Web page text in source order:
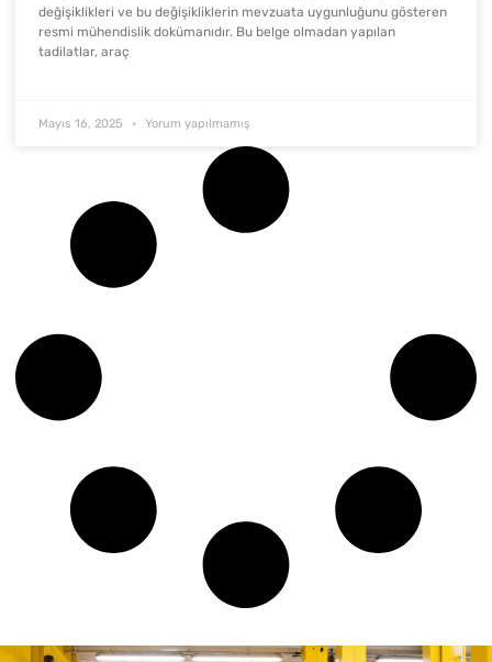
değişiklikleri ve bu değişikliklerin mevzuata uygunluğunu gösteren
resmi mühendislik dokümanıdır. Bu belge olmadan yapılan
tadilatlar, araç
Mayıs 16, 2025 Yorum yapılmamış